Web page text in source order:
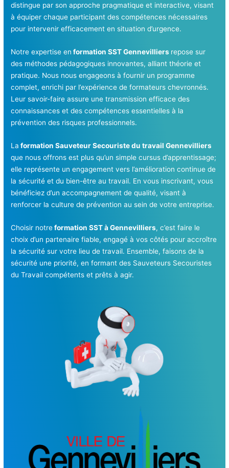
distingue par son approche pragmatique et interactive, visant
à équiper chaque participant des compétences nécessaires
pour intervenir efficacement en situation d’urgence.
Notre expertise en formation SST Gennevilliers repose sur
des méthodes pédagogiques innovantes, alliant théorie et
pratique. Nous nous engageons à fournir un programme
complet, enrichi par l’expérience de formateurs chevronnés.
Leur savoir-faire assure une transmission efficace des
connaissances et des compétences essentielles à la
prévention des risques professionnels.
La formation Sauveteur Secouriste du travail Gennevilliers
que nous offrons est plus qu’un simple cursus d’apprentissage;
elle représente un engagement vers l’amélioration continue de
la sécurité et du bien-être au travail. En vous inscrivant, vous
bénéficiez d’un accompagnement de qualité, visant à
renforcer la culture de prévention au sein de votre entreprise.
Choisir notreformation SST à Gennevilliers, c’est faire le
choix d’un partenaire fiable, engagé à vos côtés pour accroître
la sécurité sur votre lieu de travail. Ensemble, faisons de la
sécurité une priorité, en formant des Sauveteurs Secouristes
du Travail compétents et prêts à agir.